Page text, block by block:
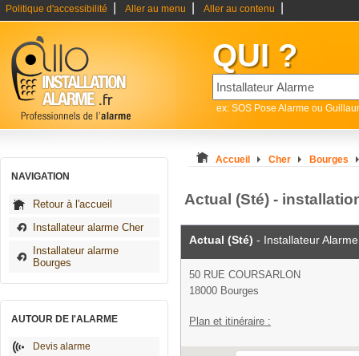
Politique d'accessibilité Aller au menu Aller au contenu
QUI ?
ex: SOS Pose Alarme ou
NAVIGATION
Retour à l'accueil
Installateur alarme Cher
Installateur alarme
Bourges
AUTOUR DE l'ALARME
Devis alarme
Accueil Cher Bourges
Actual (Sté) -
Actual (Sté) - Installateur Alarme
50 RUE COURSARLON
18000 Bourges
Plan et itinéraire :